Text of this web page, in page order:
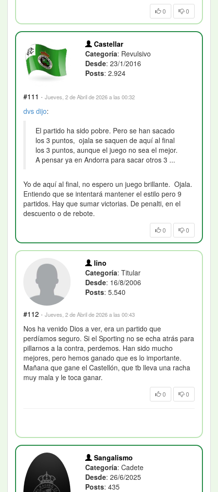
0 0
Castellar
Categoría: Revulsivo
Desde: 23/1/2016
Posts: 2.924
#111 · Jueves, 2 de Abril de 2026 a las 00:32
dvs dijo:
El partido ha sido pobre. Pero se han sacado
los 3 puntos, ojala se saquen de aquí al final
los 3 puntos, aunque el juego no sea el mejor.
A pensar ya en Andorra para sacar otros 3 ...
Yo de aquí al final, no espero un juego brillante. Ojala.
Entiendo que se intentará mantener el estilo pero 9
partidos. Hay que sumar victorias. De penalti, en el
descuento o de rebote.
0 0
lino
Categoría: Titular
Desde: 16/8/2006
Posts: 5.540
#112 · Jueves, 2 de Abril de 2026 a las 00:43
Nos ha venido Dios a ver, era un partido que
perdíamos seguro. Si el Sporting no se echa atrás para
pillarnos a la contra, perdemos. Han sido mucho
mejores, pero hemos ganado que es lo importante.
Mañana que gane el Castellón, que tb lleva una racha
muy mala y le toca ganar.
0 0
Sangalismo
Categoría: Cadete
Desde: 26/6/2025
Posts: 435